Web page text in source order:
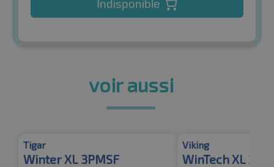
Indisponible
voir aussi
Tigar
Winter XL 3PMSF
Viking
WinTech XL